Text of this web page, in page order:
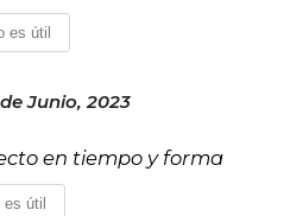
es útil
Junio, 2023
en tiempo y forma
es útil